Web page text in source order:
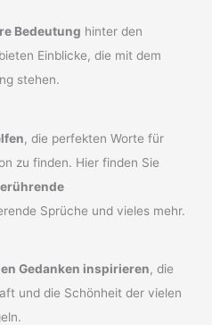
Bedeutung hinter den
Einblicke, die mit dem
stehen.
, die perfekten Worte für
zu finden. Hier finden Sie
Sprüche und vieles mehr.
Gedanken inspirieren, die
und die Schönheit der vielen